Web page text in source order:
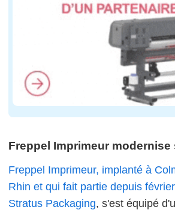
Freppel Imprimeur modernise
Freppel Imprimeur, implanté à
Rhin et qui fait partie depuis
Stratus Packaging, s'est équipé